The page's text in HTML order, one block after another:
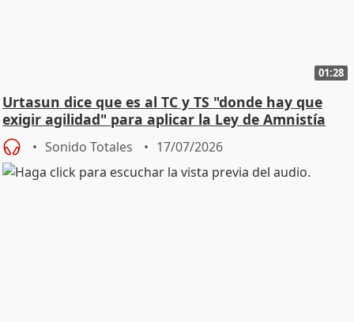
01:28
Urtasun dice que es al TC y TS "donde hay que
exigir agilidad" para aplicar la Ley de Amnistía
Sonido Totales 17/07/2026